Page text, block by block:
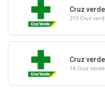
Cruz
215 Cruz
Cruz
14 Cruz